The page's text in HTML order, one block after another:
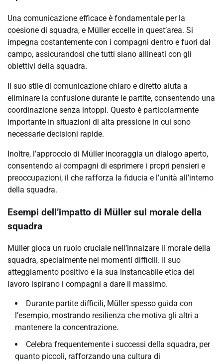
Una comunicazione efficace è fondamentale per la
coesione di squadra, e Müller eccelle in quest’area. Si
impegna costantemente con i compagni dentro e fuori dal
campo, assicurandosi che tutti siano allineati con gli
obiettivi della squadra.
Il suo stile di comunicazione chiaro e diretto aiuta a
eliminare la confusione durante le partite, consentendo una
coordinazione senza intoppi. Questo è particolarmente
importante in situazioni di alta pressione in cui sono
necessarie decisioni rapide.
Inoltre, l’approccio di Müller incoraggia un dialogo aperto,
consentendo ai compagni di esprimere i propri pensieri e
preoccupazioni, il che rafforza la fiducia e l’unità all’interno
della squadra.
Esempi dell’impatto di Müller sul morale della
squadra
Müller gioca un ruolo cruciale nell’innalzare il morale della
squadra, specialmente nei momenti difficili. Il suo
atteggiamento positivo e la sua instancabile etica del
lavoro ispirano i compagni a dare il massimo.
Durante partite difficili, Müller spesso guida con
l’esempio, mostrando resilienza che motiva gli altri a
mantenere la concentrazione.
Celebra frequentemente i successi della squadra, per
quanto piccoli, rafforzando una cultura di